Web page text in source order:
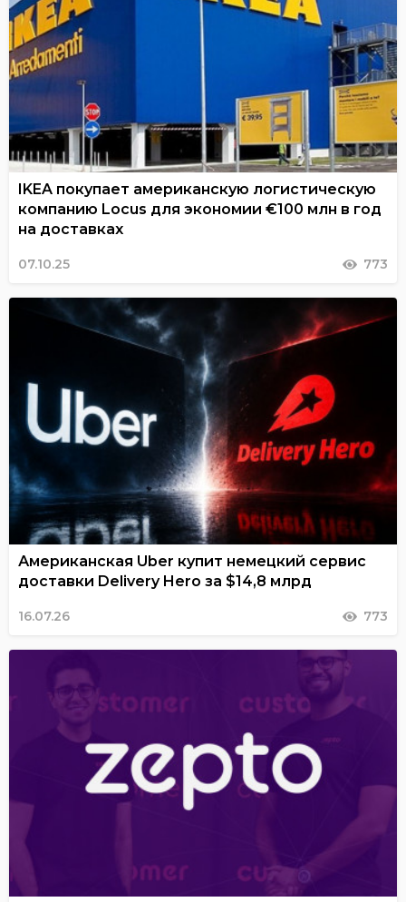
IKEA покупает американскую логистическую
компанию Locus для экономии €100 млн в год
на доставках
07.10.25 773
Американская Uber купит немецкий сервис
доставки Delivery Hero за $14,8 млрд
16.07.26 773